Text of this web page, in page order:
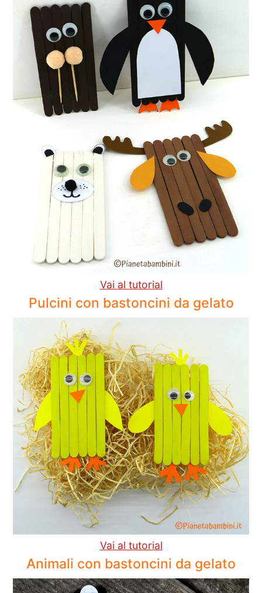
Vai al tutorial
Pulcini con bastoncini da gelato
Vai al tutorial
Animali con bastoncini da gelato